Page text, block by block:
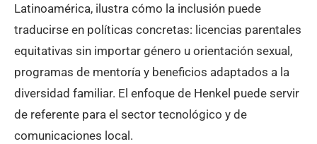
Latinoamérica, ilustra cómo la inclusión puede
traducirse en políticas concretas: licencias parentales
equitativas sin importar género u orientación sexual,
programas de mentoría y beneficios adaptados a la
diversidad familiar. El enfoque de Henkel puede servir
de referente para el sector tecnológico y de
comunicaciones local.